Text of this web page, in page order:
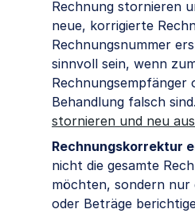
Rechnung stornieren
neue, korrigierte
Rechnungsnummer
sinnvoll sein, wenn
Behandlung falsch
stornieren und neu
Rechnungskorrektur
nicht die gesamte
möchten, sondern nur
oder Beträge